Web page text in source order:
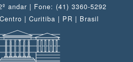
andar | Fone: (41) 3360-5292
| Curitiba | PR | Brasil